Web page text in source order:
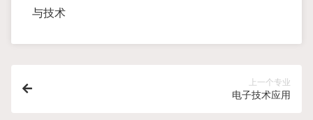
与技术
上一个专业
电子技术应用